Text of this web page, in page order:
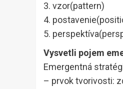
3. vzor(pattern)
4.
5.
Vysvetli pojem
Emergentná
– prvok tvorivosti: